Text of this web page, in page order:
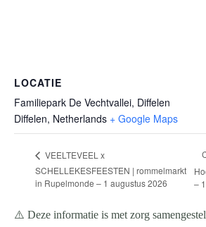
LOCATIE
Familiepark De Vechtvallei, Diffelen
Diffelen, Netherlands + Google Maps
VEELTEVEEL x
SCHELLEKESFEESTEN | rommelmarkt
in Rupelmonde – 1 augustus 2026
–
⚠️ Deze informatie is met zorg